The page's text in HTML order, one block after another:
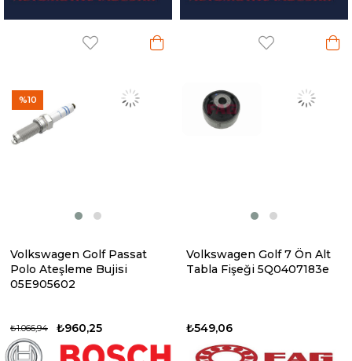
Volkswagen Golf Passat
Polo Ateşleme Bujisi
05E905602
₺960,25
₺1.066,94
%10
Volkswagen Golf 7 Ön Alt
Tabla Fişeği 5Q0407183e
₺549,06